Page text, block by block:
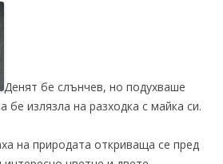
Денят бе слънчев, но подухваше
бе излязла на разходка с майка си.
на природата откриваща се пред